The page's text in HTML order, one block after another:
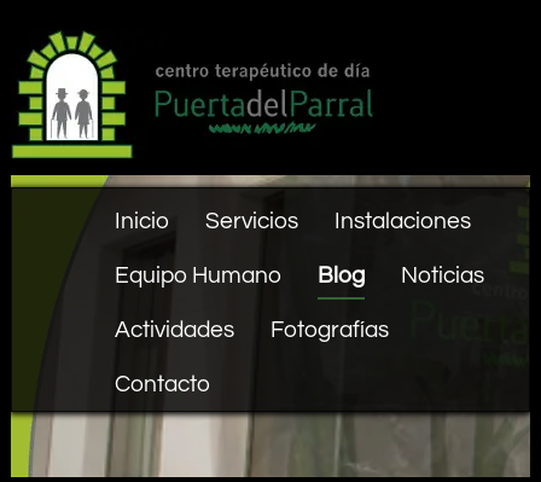
Inicio Servicios Instalaciones
Equipo Humano Blog Noticias
Actividades Fotografías
Contacto